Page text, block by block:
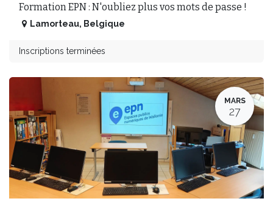
Formation EPN : N'oubliez plus vos mots de passe !
Lamorteau, Belgique
Inscriptions terminées
MARS
27